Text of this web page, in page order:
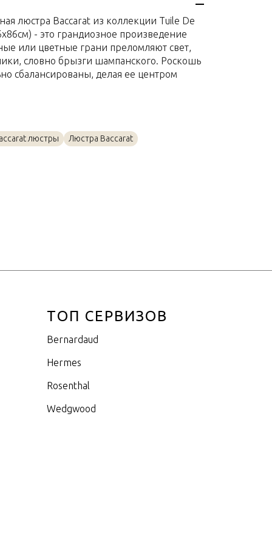
340 x 86 x 86см
люстра Baccarat из коллекции Tuile De
- это грандиозное произведение
или цветные грани преломляют свет,
словно брызги шампанского. Роскошь
сбалансированы, делая ее центром
люстры Люстра Baccarat
ТОП СЕРВИЗОВ
Bernardaud
Hermes
Rosenthal
Wedgwood